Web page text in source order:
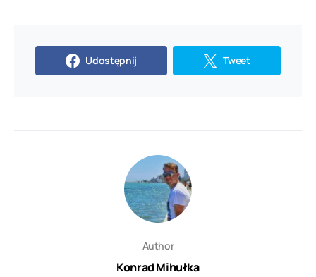
Udostępnij Tweet
Author
Konrad Mihułka